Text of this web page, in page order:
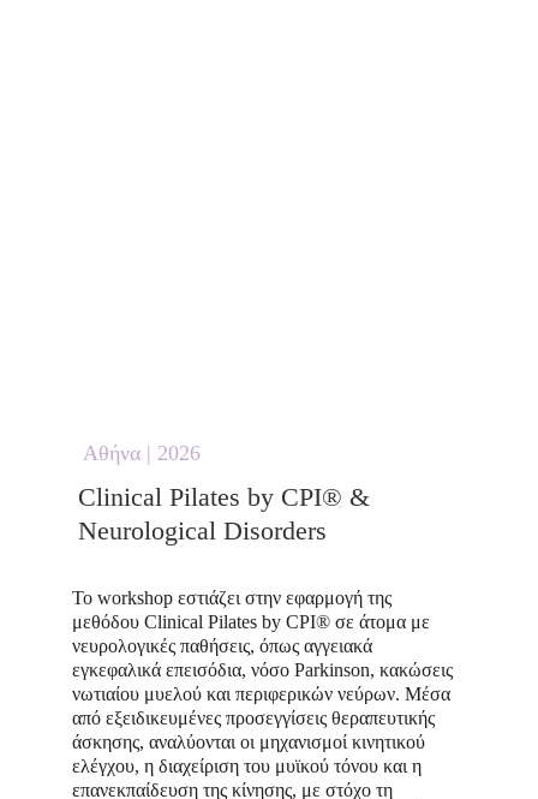
Clinical Pilates by CPI® &
Neurological Disorders
Το workshop εστιάζει στην εφαρμογή της
μεθόδου Clinical Pilates by CPI® σε άτομα με
νευρολογικές παθήσεις, όπως αγγειακά
εγκεφαλικά επεισόδια, νόσο Parkinson, κακώσεις
νωτιαίου μυελού και περιφερικών νεύρων. Μέσα
από εξειδικευμένες προσεγγίσεις θεραπευτικής
άσκησης, αναλύονται οι μηχανισμοί κινητικού
ελέγχου, η διαχείριση του μυϊκού τόνου και η
επανεκπαίδευση της κίνησης, με στόχο τη
Αθήνα | 2026